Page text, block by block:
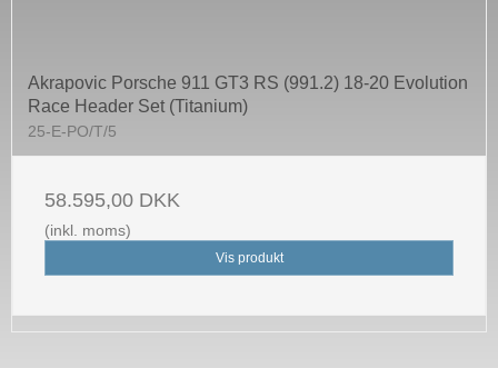
Akrapovic Porsche 911 GT3 RS (991.2) 18-20 Evolution
Race Header Set (Titanium)
25-E-PO/T/5
58.595,00 DKK
(inkl. moms)
Vis produkt